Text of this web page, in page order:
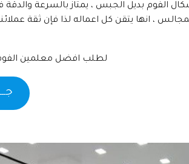
الفوم بديل الجبس ، يمتاز بالسرعة والدقة
، انها يتقن كل اعماله لذا فإن ثقة
لطلب افضل معلمين